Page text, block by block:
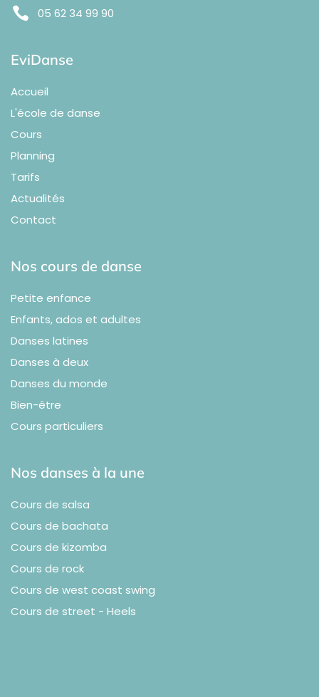
05 62 34 99 90
EviDanse
Accueil
L'école de danse
Cours
Planning
Tarifs
Actualités
Contact
Nos cours de danse
Petite enfance
Enfants, ados et adultes
Danses latines
Danses à deux
Danses du monde
Bien-être
Cours particuliers
Nos danses à la une
Cours de salsa
Cours de bachata
Cours de kizomba
Cours de rock
Cours de west coast swing
Cours de street - Heels